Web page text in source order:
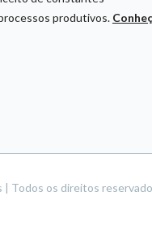
produtivos.
| Todos os direitos